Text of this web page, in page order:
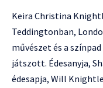
Keira Christina
Teddingtonban,
művészet és a
játszott. Édesanyja,
édesapja, Will